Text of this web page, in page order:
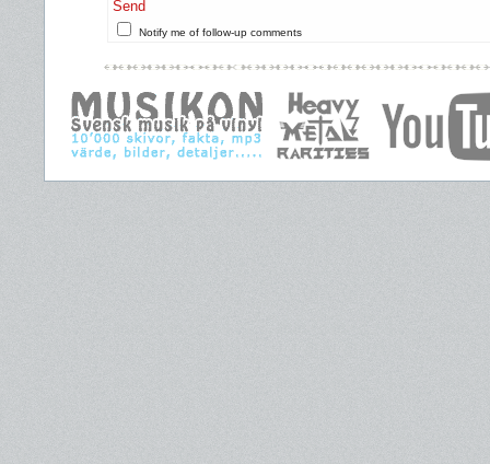
Send
Notify me of follow-up comments